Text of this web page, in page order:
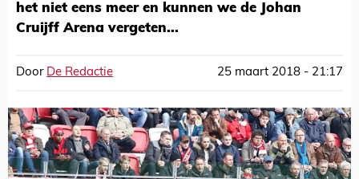
het niet eens meer en kunnen we de Johan
Cruijff Arena vergeten...
Door De Redactie 25 maart 2018 - 21:17